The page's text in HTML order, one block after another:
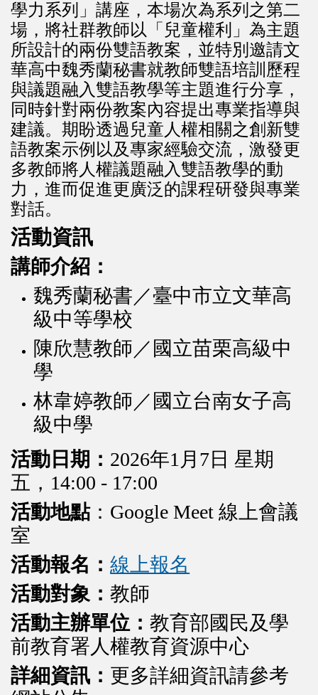
學力系列」講座，本場次為系列之第二
場，將社群教師以「兒童權利」為主題
所設計的兩份雙語教案，並特別邀請文
華高中魏秀蘭秘書就教師雙語培訓歷程
與議題融入雙語教學等主題進行分享，
同時針對兩份教案內容提出專業指導與
建議。期盼透過兒童人權相關之創新雙
語教案示例以及專家經驗交流，激發更
多教師將人權議題融入雙語教學的動
力，進而促進更廣泛的課程研發與專業
對話。
活動資訊
講師介紹：
魏秀蘭秘書／臺中市立文華高
級中等學校
陳欣慧教師／國立苗栗高級中
學
林韋婷教師／國立台南女子高
級中學
活動日期： 2026年1月7日 星期
五，14:00 - 17:00
活動地點：Google Meet 線上會議
室
活動報名：線上報名
活動對象：教師
活動主辦單位：教育部國民及學
前教育署人權教育資源中心
詳細資訊： 更多詳細資訊請參考